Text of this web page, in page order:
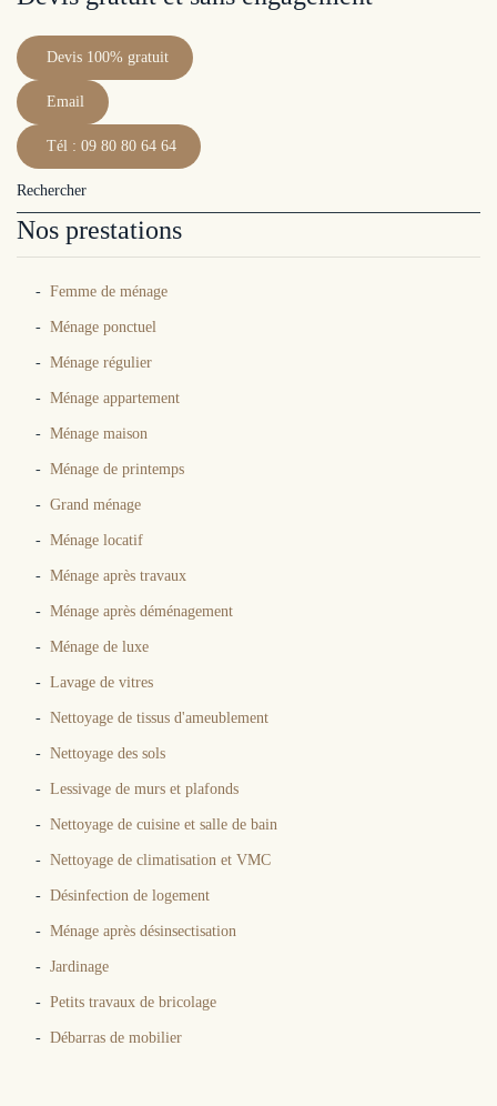
Devis 100% gratuit
Email
Tél : 09 80 80 64 64
Nos prestations
Femme de ménage
Ménage ponctuel
Ménage régulier
Ménage appartement
Ménage maison
Ménage de printemps
Grand ménage
Ménage locatif
Ménage après travaux
Ménage après déménagement
Ménage de luxe
Lavage de vitres
Nettoyage de tissus d'ameublement
Nettoyage des sols
Lessivage de murs et plafonds
Nettoyage de cuisine et salle de bain
Nettoyage de climatisation et VMC
Désinfection de logement
Ménage après désinsectisation
Jardinage
Petits travaux de bricolage
Débarras de mobilier